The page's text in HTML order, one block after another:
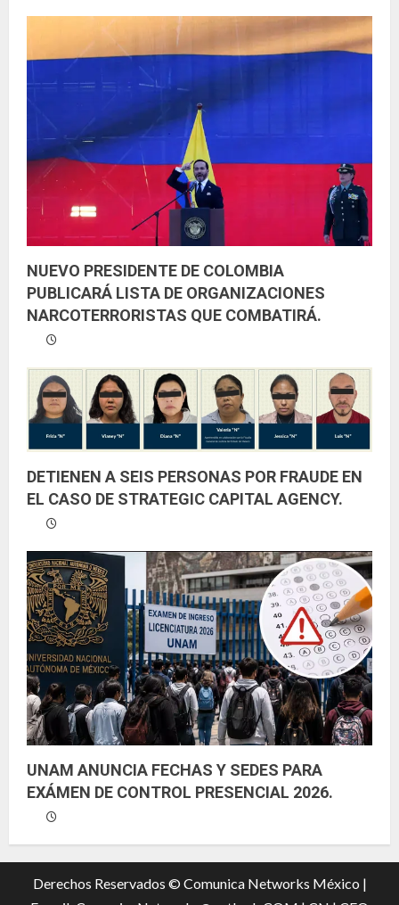
y
n
o
NUEVO PRESIDENTE DE COLOMBIA
PUBLICARÁ LISTA DE ORGANIZACIONES
NARCOTERRORISTAS QUE COMBATIRÁ.
DETIENEN A SEIS PERSONAS POR FRAUDE EN
EL CASO DE STRATEGIC CAPITAL AGENCY.
UNAM ANUNCIA FECHAS Y SEDES PARA
EXÁMEN DE CONTROL PRESENCIAL 2026.
Derechos Reservados © Comunica Networks México |